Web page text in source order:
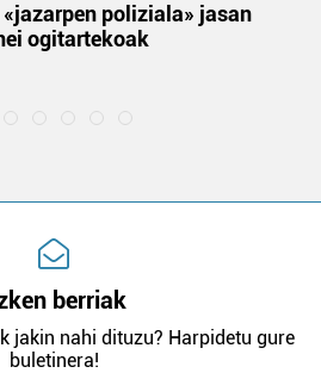
poliziala» jasan
ogitartekoak
berriak
jakin nahi dituzu? Harpidetu gure
buletinera!